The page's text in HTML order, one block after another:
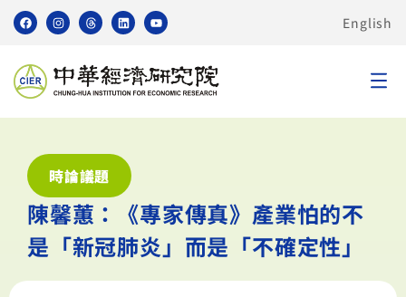
English
時論議題
陳馨蕙：《專家傳真》產業怕的不
是「新冠肺炎」而是「不確定性」